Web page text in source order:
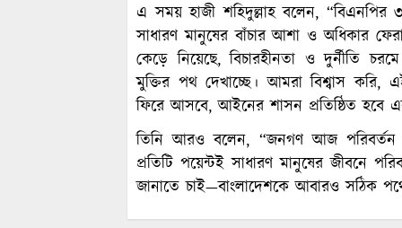
এ সময় হাজী শহিদুল্লাহ বলেন,
সাধারণ মানুষের বাঁচার আশা ও অধিকার
কেড়ে নিয়েছে, বিচারহীনতা ও দুর্নীতি
মুক্তির পথ দেখাচ্ছে। আমরা বিশ্বাস করি,
ফিরে আসবে, আইনের শাসন প্রতিষ্ঠিত হবে
তিনি আরও বলেন, “জনগণ আজ পরিবর্তন
প্রতিটি পয়েন্টই সাধারণ মানুষের জীবনে
জানাতে চাই—বাংলাদেশকে আবারও সঠিক